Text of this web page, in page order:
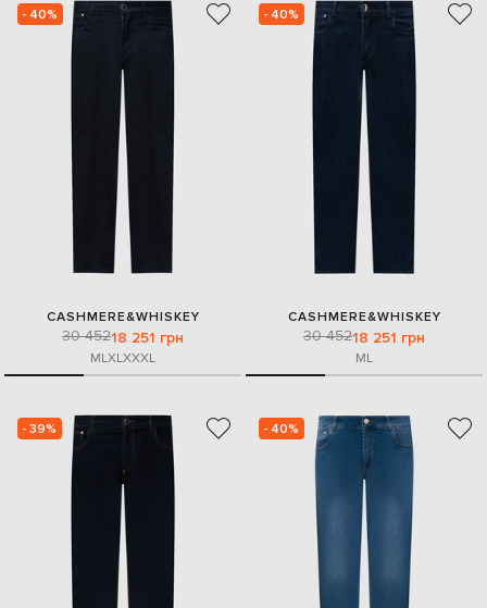
- 40%
CASHMERE&WHISKEY
30 45218 251 грн
MLXLXXXL
- 40%
CASHMERE&WHISKEY
30 45218 251 грн
ML
- 39% - 40%